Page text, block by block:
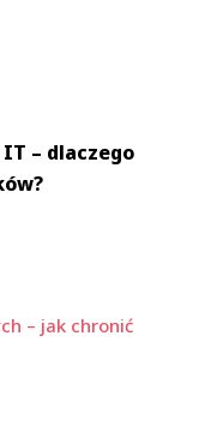
– dlaczego